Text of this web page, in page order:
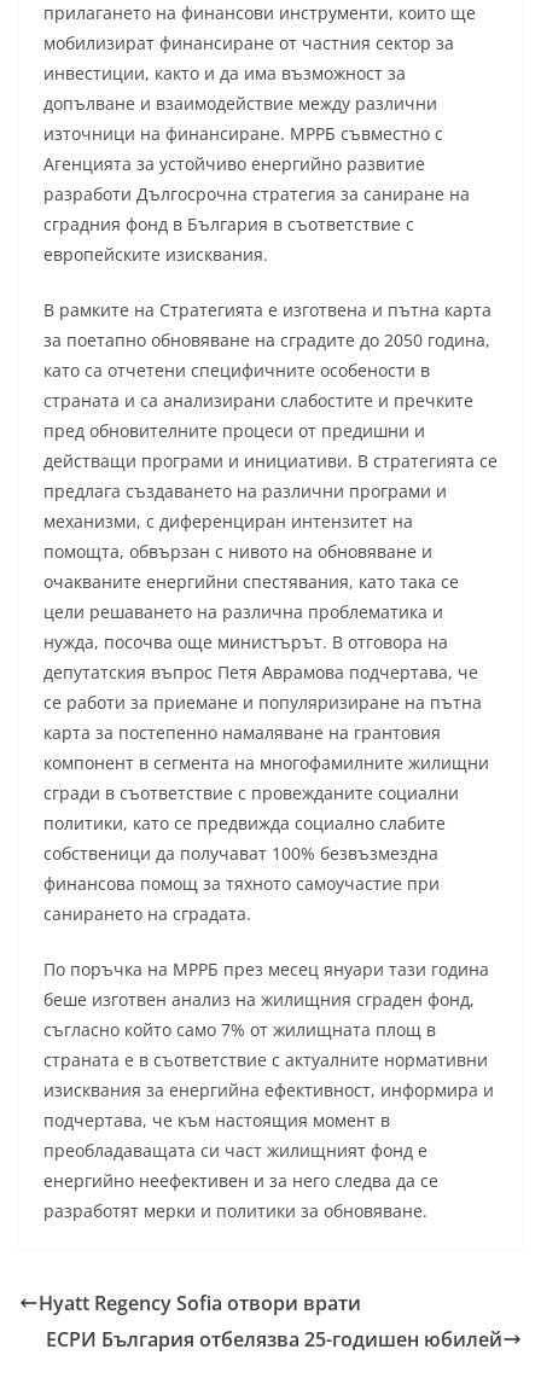
прилагането на финансови инструменти, които ще
мобилизират финансиране от частния сектор за
инвестиции, както и да има възможност за
допълване и взаимодействие между различни
източници на финансиране. МРРБ съвместно с
Агенцията за устойчиво енергийно развитие
разработи Дългосрочна стратегия за саниране на
сградния фонд в България в съответствие с
европейските изисквания.
В рамките на Стратегията е изготвена и пътна карта
за поетапно обновяване на сградите до 2050 година,
като са отчетени специфичните особености в
страната и са анализирани слабостите и пречките
пред обновителните процеси от предишни и
действащи програми и инициативи. В стратегията се
предлага създаването на различни програми и
механизми, с диференциран интензитет на
помощта, обвързан с нивото на обновяване и
очакваните енергийни спестявания, като така се
цели решаването на различна проблематика и
нужда, посочва още министърът. В отговора на
депутатския въпрос Петя Аврамова подчертава, че
се работи за приемане и популяризиране на пътна
карта за постепенно намаляване на грантовия
компонент в сегмента на многофамилните жилищни
сгради в съответствие с провежданите социални
политики, като се предвижда социално слабите
собственици да получават 100% безвъзмездна
финансова помощ за тяхното самоучастие при
санирането на сградата.
По поръчка на МРРБ през месец януари тази година
беше изготвен анализ на жилищния сграден фонд,
съгласно който само 7% от жилищната площ в
страната е в съответствие с актуалните нормативни
изисквания за енергийна ефективност, информира и
подчертава, че към настоящия момент в
преобладаващата си част жилищният фонд е
енергийно неефективен и за него следва да се
разработят мерки и политики за обновяване.
Hyatt Regency Sofia отвори врати
ЕСРИ България отбелязва 25-годишен юбилей